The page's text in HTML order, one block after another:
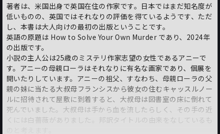
著者は、米国出身で英国在住の作家です。日本ではまだ知名度が
低いものの、英国ではそれなりの評価を得ているようです、ただ
し、本書は大人向けの最初の出版ということです。
英語の原題は How to Solve Your Own Murder であり、2024年
の出版です。
小説の主人公は25歳のミステリ作家志望の女性であるアニーで
す。アニーの母親ローラはそれなりに有名な画家であり、個展を
開いたりしています。アニーの祖父、すなわち、母親ローラの父
親の妹に当たる大叔母フランシスから彼女の住むキャッスルノー
ルに招待されて屋敷に到着すると、大叔母は図書室の床に倒れて
死んでいました。大叔母は手から血を流したらしく、その手の近
くには白薔薇がありました。邦訳タイトルの由来をなしているも